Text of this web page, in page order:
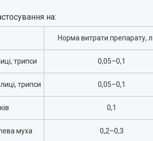
на:
Норма витрати препарату,
трипси 0,05–0,1
трипси 0,05–0,1
0,1
муха 0,2–0,3